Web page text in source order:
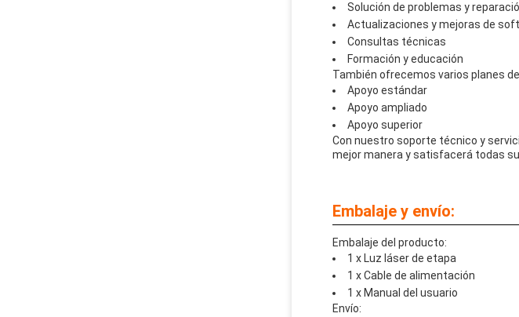
Solución de problemas y
Actualizaciones y mejoras de
Consultas técnicas
Formación y educación
También ofrecemos varios planes
Apoyo estándar
Apoyo ampliado
Apoyo superior
Con nuestro soporte técnico y
mejor manera y satisfacerá todas
Embalaje y envío:
Embalaje del producto:
1 x Luz láser de etapa
1 x Cable de alimentación
1 x Manual del usuario
Envío: